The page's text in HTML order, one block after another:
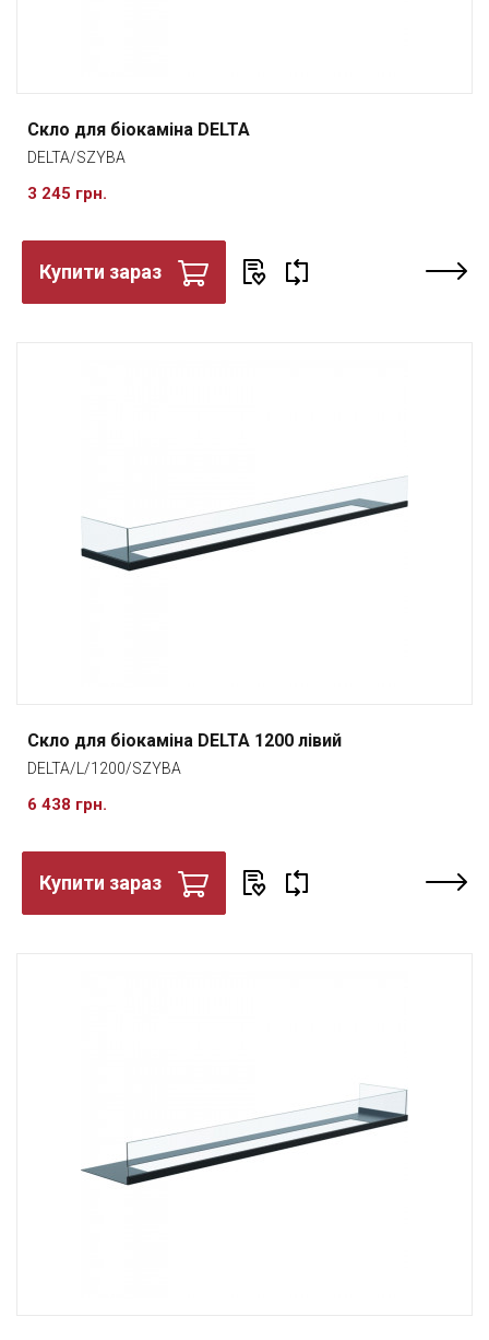
Скло для біокаміна DELTA
DELTA/SZYBA
3 245 грн.
Купити зараз
Скло для біокаміна DELTA 1200 лівий
DELTA/L/1200/SZYBA
6 438 грн.
Купити зараз